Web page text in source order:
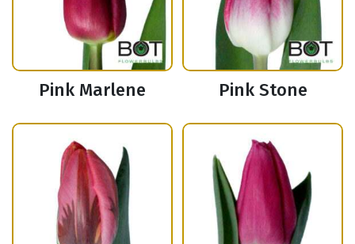
Pink Marlene Pink Stone